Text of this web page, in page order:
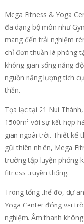
Mega Fitness & Yoga
đa dạng bộ môn như
mang đến trải nghiệm
chỉ đơn thuần là phòng
không gian sống năng
nguồn năng lượng tích
thần.
Tọa lạc tại 21 Núi
1500m² với sự kết hợp
gian ngoài trời. Thiết kế
gũi thiên nhiên, Mega
trường tập luyện phóng
fitness truyền thống.
Trong tổng thể đó, dự
Yoga Center đóng vai
nghiệm. Âm thanh